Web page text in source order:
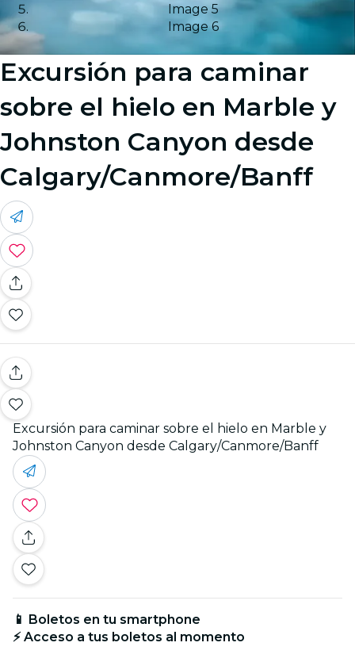
Image 5
Image 6
Excursión para caminar
sobre el hielo en Marble y
Johnston Canyon desde
Calgary/Canmore/Banff
Excursión para caminar sobre el hielo en Marble y
Johnston Canyon desde Calgary/Canmore/Banff
📱 Boletos en tu smartphone
⚡ Acceso a tus boletos al momento